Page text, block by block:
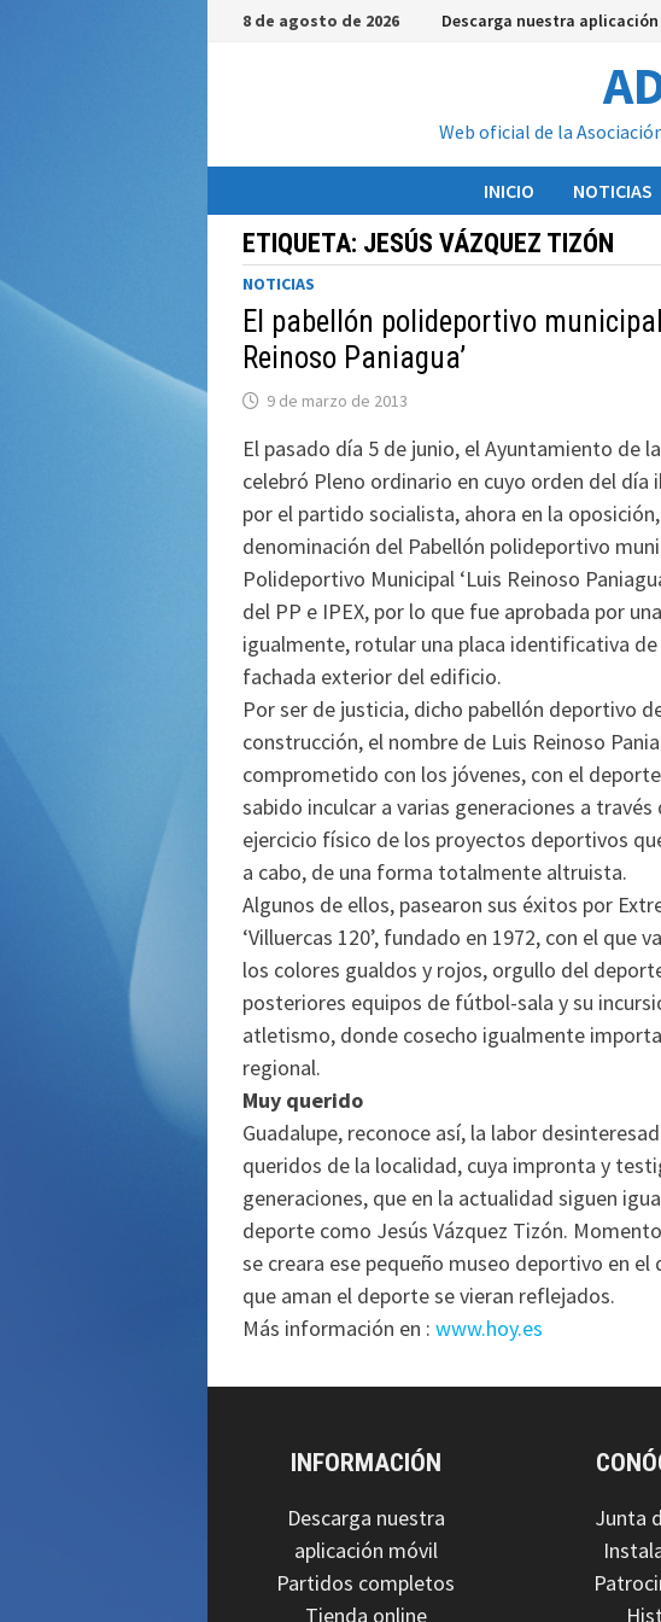
Saltar8 de agosto de 2026 Descarga nuestra
Web oficial de la
INICIO NOTICIAS
ETIQUETA: JESÚS VÁZQUEZ TIZÓN
NOTICIAS
El pabellón polideportivo
Reinoso Paniagua’
9 de marzo de 2013
El pasado día 5 de junio, el Ayuntamiento de
celebró Pleno ordinario en cuyo orden del día
por el partido socialista, ahora en la
denominación del Pabellón polideportivo
Polideportivo Municipal ‘Luis Reinoso
del PP e IPEX, por lo que fue aprobada por
igualmente, rotular una placa identificativa
fachada exterior del edificio.
Por ser de justicia, dicho pabellón deportivo
construcción, el nombre de Luis Reinoso
comprometido con los jóvenes, con el
sabido inculcar a varias generaciones a
ejercicio físico de los proyectos deportivos
a cabo, de una forma totalmente altruista.
Algunos de ellos, pasearon sus éxitos por
‘Villuercas 120’, fundado en 1972, con el que
los colores gualdos y rojos, orgullo del
posteriores equipos de fútbol-sala y su
atletismo, donde cosecho igualmente
regional.
Muy querido
Guadalupe, reconoce así, la labor
queridos de la localidad, cuya impronta y
generaciones, que en la actualidad siguen
deporte como Jesús Vázquez Tizón.
se creara ese pequeño museo deportivo en
que aman el deporte se vieran reflejados.
Más información en : www.hoy.es
INFORMACIÓN
Descarga nuestra
aplicación móvil
Partidos completos
Tienda online
Junta